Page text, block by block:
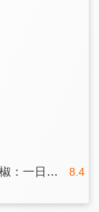
8.4
廚刀與小青椒：一日料理帖 第2季